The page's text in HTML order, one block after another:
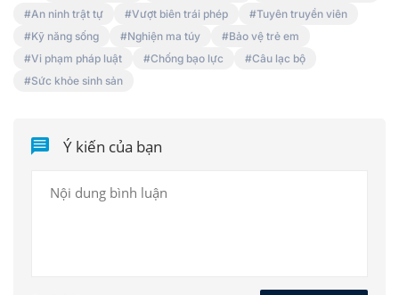
An ninh trật tự
Vượt biên trái phép
Tuyên truyền viên
Kỹ năng sống
Nghiện ma túy
Bảo vệ trẻ em
Vi phạm pháp luật
Chống bạo lực
Câu lạc bộ
Sức khỏe sinh sản
Ý kiến của bạn